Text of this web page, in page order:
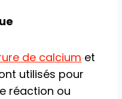
de calcium et
utilisés pour
réaction ou